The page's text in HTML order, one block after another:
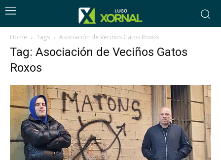
Home Tags Asociación de Veciños Gatos Roxos
Tag: Asociación de Veciños Gatos
Roxos